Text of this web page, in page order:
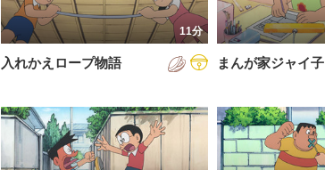
11分
入れかえロープ物語 まんが家ジャイ子